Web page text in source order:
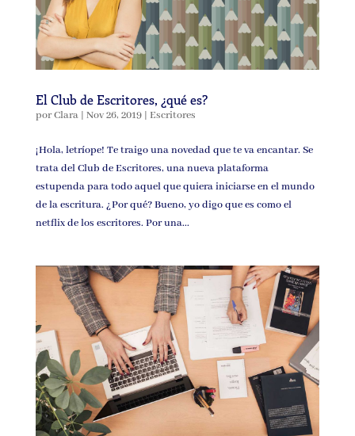
El Club de Escritores, ¿qué es?
porClara| Nov 26, 2019| Escritores
¡Hola, letríope! Te traigo una novedad que te va encantar. Se
trata del Club de Escritores, una nueva plataforma
estupenda para todo aquel que quiera iniciarse en el mundo
de la escritura. ¿Por qué? Bueno, yo digo que es como el
netflix de los escritores. Por una...